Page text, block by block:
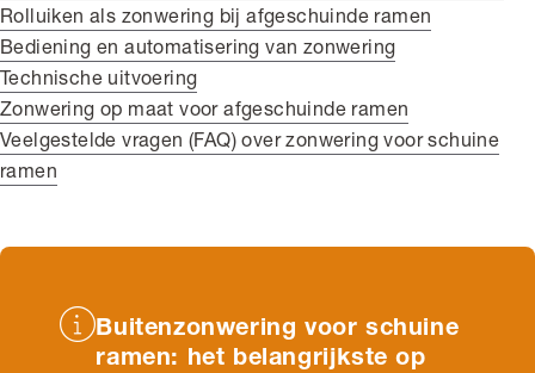
Rolluiken als zonwering bij afgeschuinde ramen
Bediening en automatisering van zonwering
Technische uitvoering
Zonwering op maat voor afgeschuinde ramen
Veelgestelde vragen (FAQ) over zonwering voor schuine
ramen
Buitenzonwering voor schuine
ramen: het belangrijkste op